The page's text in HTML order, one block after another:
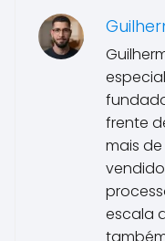
frente
mais
escala